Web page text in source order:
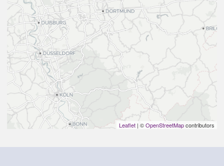
Leaflet | ©OpenStreetMapcontributors